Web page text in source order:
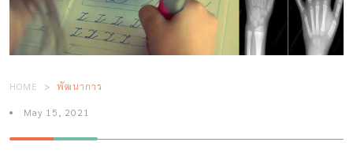
HOME พัฒนาการ
May 15, 2021